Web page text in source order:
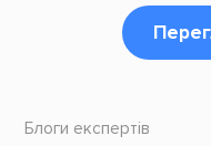
Блоги експертів